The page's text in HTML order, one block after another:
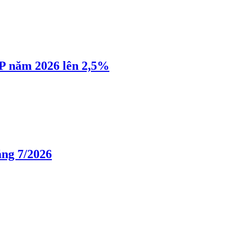
năm 2026 lên 2,5%
7/2026